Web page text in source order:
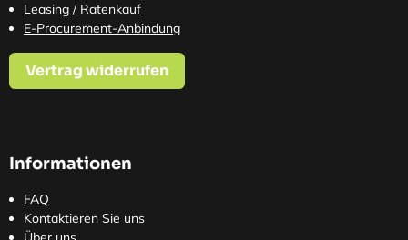
Leasing / Ratenkauf
E-Procurement-Anbindung
Vertrag widerrufen
Informationen
FAQ
Kontaktieren Sie uns